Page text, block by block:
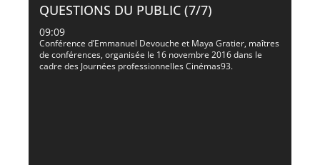
QUESTIONS DU PUBLIC (7/7)
09:09
Conférence d’Emmanuel Devouche et Maya Gratier, maîtres
de conférences, organisée le 16 novembre 2016 dans le
cadre des Journées professionnelles Cinémas93.